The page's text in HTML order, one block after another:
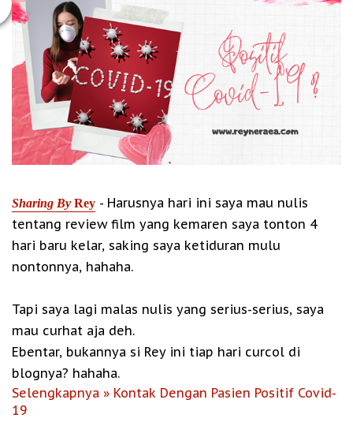
Sharing By Rey - Harusnya hari ini saya mau nulis
tentang review film yang kemaren saya tonton 4
hari baru kelar, saking saya ketiduran mulu
nontonnya, hahaha.
Tapi saya lagi malas nulis yang serius-serius, saya
mau curhat aja deh.
Ebentar, bukannya si Rey ini tiap hari curcol di
blognya? hahaha.
Selengkapnya » Kontak Dengan Pasien Positif Covid-
19